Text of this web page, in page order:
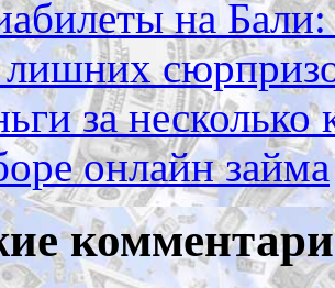
на Бали:
лишних
за
онлайн займа